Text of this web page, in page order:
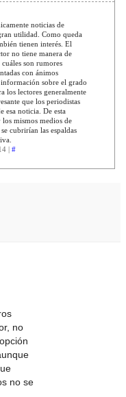
noticias de
utilidad. Como queda
tienen interés. El
no tiene manera de
son rumores
con ánimos
sobre el grado
los lectores generalmente
que los periodistas
esa noticia. De esta
mismos medios de
cubrirían las espaldas
| #
no
no se